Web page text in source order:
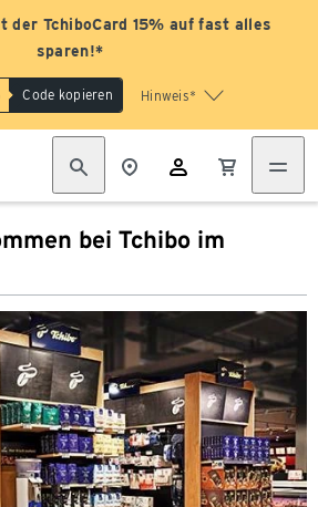
der TchiboCard 15% auf fast alles
sparen!*
Code kopieren Hinweis*
bei Tchibo im